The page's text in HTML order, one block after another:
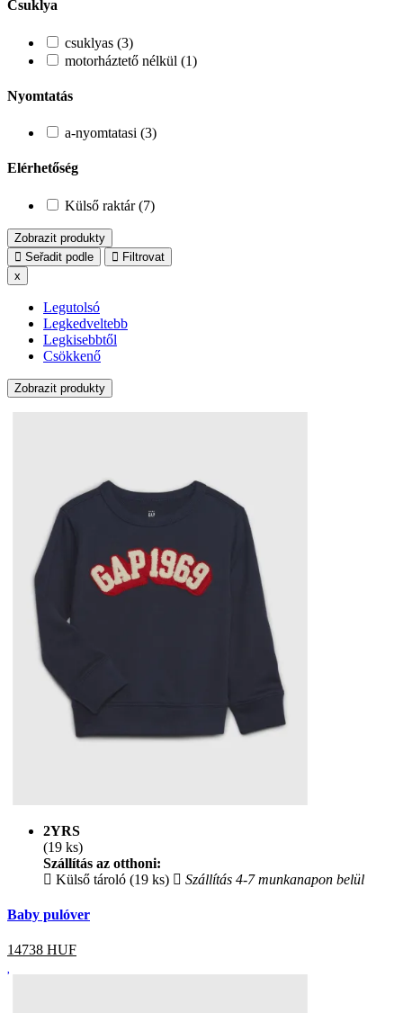
Csuklya
csuklyas (3)
motorháztető nélkül (1)
Nyomtatás
a-nyomtatasi (3)
Elérhetőség
Külső raktár (7)
Zobrazit produkty
Seřadit podle
Filtrovat
x
Legutolsó
Legkedveltebb
Legkisebbtől
Csökkenő
Zobrazit produkty
2YRS
(19 ks)
Szállítás az otthoni:
Külső tároló (19 ks)
Szállítás 4-7 munkanapon belül
Baby pulóver
14738 HUF